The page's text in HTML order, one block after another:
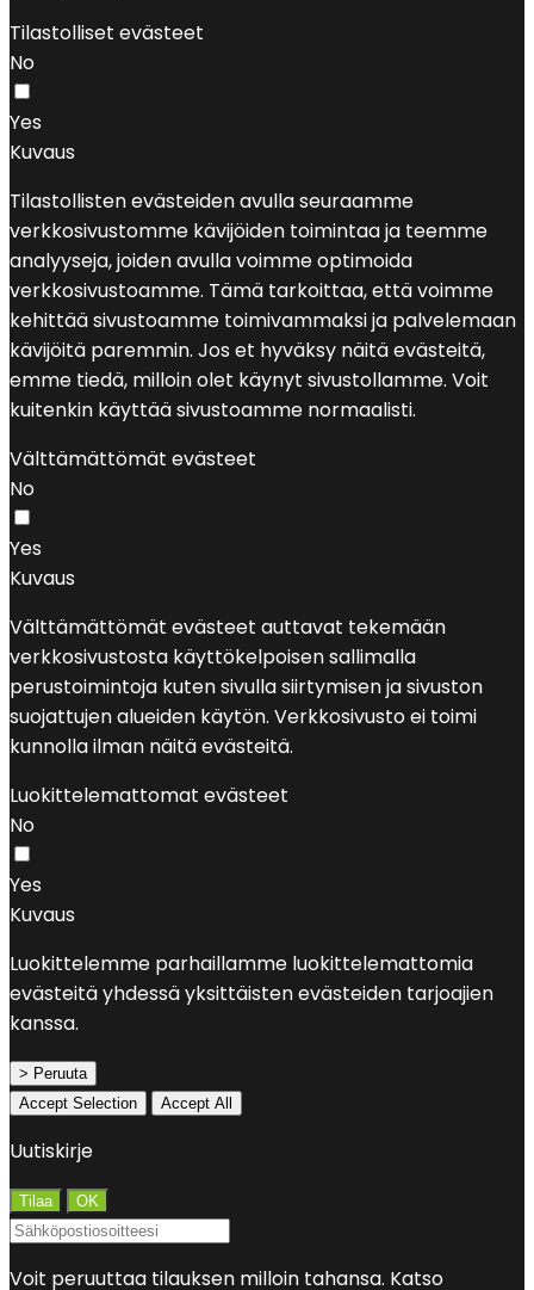
Tilastolliset evästeet
No
Yes
Kuvaus
Tilastollisten evästeiden avulla seuraamme
verkkosivustomme kävijöiden toimintaa ja teemme
analyyseja, joiden avulla voimme optimoida
verkkosivustoamme. Tämä tarkoittaa, että voimme
kehittää sivustoamme toimivammaksi ja palvelemaan
kävijöitä paremmin. Jos et hyväksy näitä evästeitä,
emme tiedä, milloin olet käynyt sivustollamme. Voit
kuitenkin käyttää sivustoamme normaalisti.
Välttämättömät evästeet
No
Yes
Kuvaus
Välttämättömät evästeet auttavat tekemään
verkkosivustosta käyttökelpoisen sallimalla
perustoimintoja kuten sivulla siirtymisen ja sivuston
suojattujen alueiden käytön. Verkkosivusto ei toimi
kunnolla ilman näitä evästeitä.
Luokittelemattomat evästeet
No
Yes
Kuvaus
Luokittelemme parhaillamme luokittelemattomia
evästeitä yhdessä yksittäisten evästeiden tarjoajien
kanssa.
> Peruuta
Accept Selection
Accept All
Uutiskirje
Voit peruuttaa tilauksen milloin tahansa. Katso